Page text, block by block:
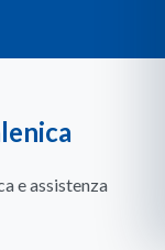
e assistenza